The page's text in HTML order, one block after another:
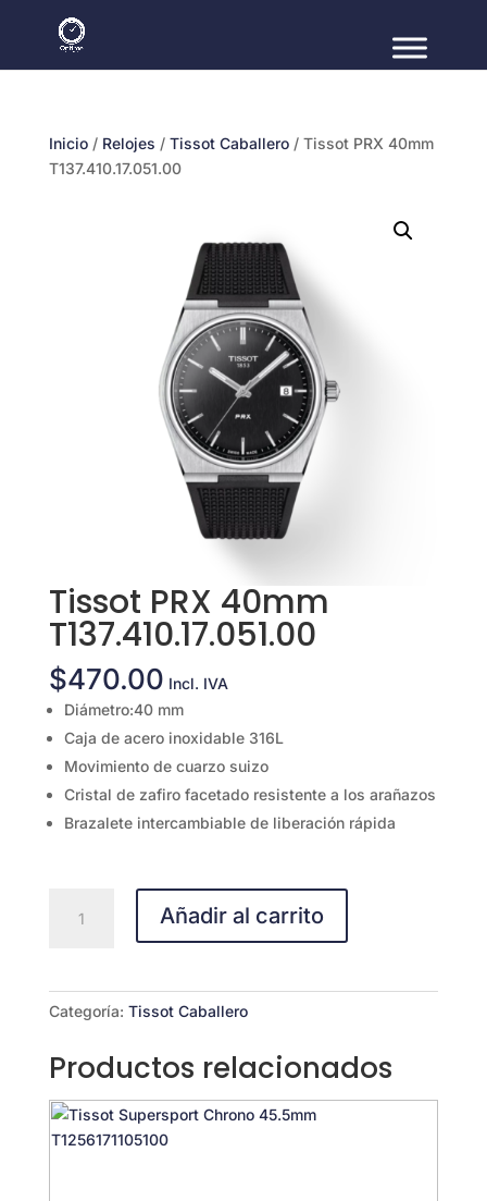
Inicio/ Relojes / Tissot Caballero/ Tissot PRX 40mm
T137.410.17.051.00
Tissot PRX 40mm
T137.410.17.051.00
$470.00 Incl. IVA
Diámetro:40 mm
Caja de acero inoxidable 316L
Movimiento de cuarzo suizo
Cristal de zafiro facetado resistente a los arañazos
Brazalete intercambiable de liberación rápida
Añadir al carrito
Categoría: Tissot Caballero
Productos relacionados